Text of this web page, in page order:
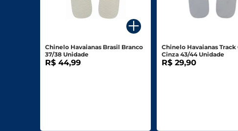
Para o seu Negócio
Mercearia
Chinelo Havaianas Brasil Branco
37/38 Unidade
R$ 44,99
Chinelo Havaianas Track
Cinza 43/44 Unidade
R$ 29,90